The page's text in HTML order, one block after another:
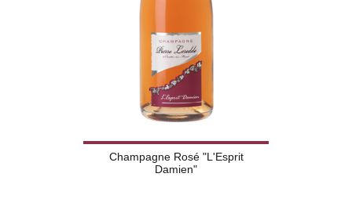
Champagne Rosé "L'Esprit
Damien"